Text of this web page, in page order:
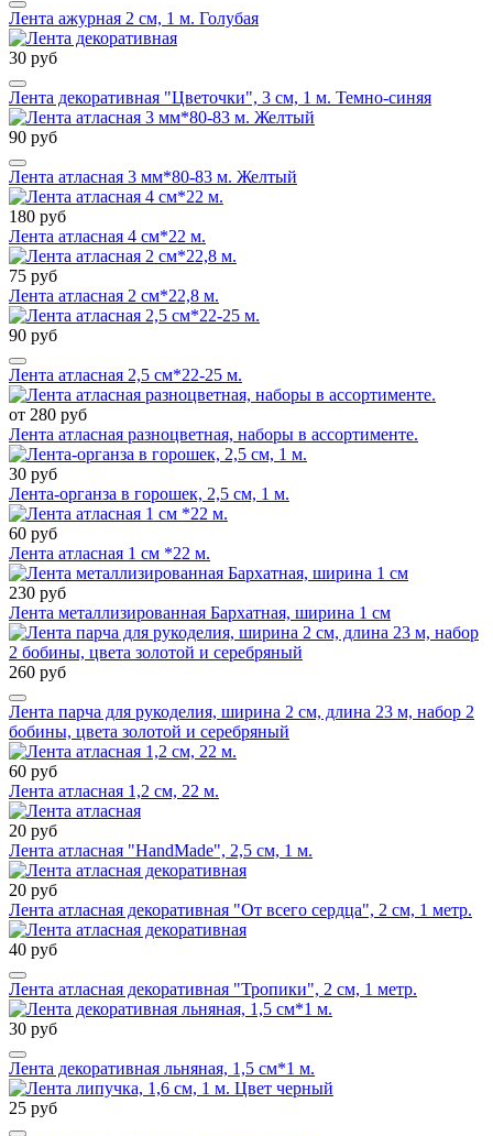
Лента ажурная 2 см, 1 м. Голубая
30 руб
Лента декоративная "Цветочки", 3 см, 1 м. Темно-синяя
90 руб
Лента атласная 3 мм*80-83 м. Желтый
180 руб
Лента атласная 4 см*22 м.
75 руб
Лента атласная 2 см*22,8 м.
90 руб
Лента атласная 2,5 см*22-25 м.
от 280 руб
Лента атласная разноцветная, наборы в ассортименте.
30 руб
Лента-органза в горошек, 2,5 см, 1 м.
60 руб
Лента атласная 1 см *22 м.
230 руб
Лента металлизированная Бархатная, ширина 1 см
260 руб
Лента парча для рукоделия, ширина 2 см, длина 23 м, набор 2
бобины, цвета золотой и серебряный
60 руб
Лента атласная 1,2 см, 22 м.
20 руб
Лента атласная "HandMade", 2,5 см, 1 м.
20 руб
Лента атласная декоративная "От всего сердца", 2 см, 1 метр.
40 руб
Лента атласная декоративная "Тропики", 2 см, 1 метр.
30 руб
Лента декоративная льняная, 1,5 см*1 м.
25 руб